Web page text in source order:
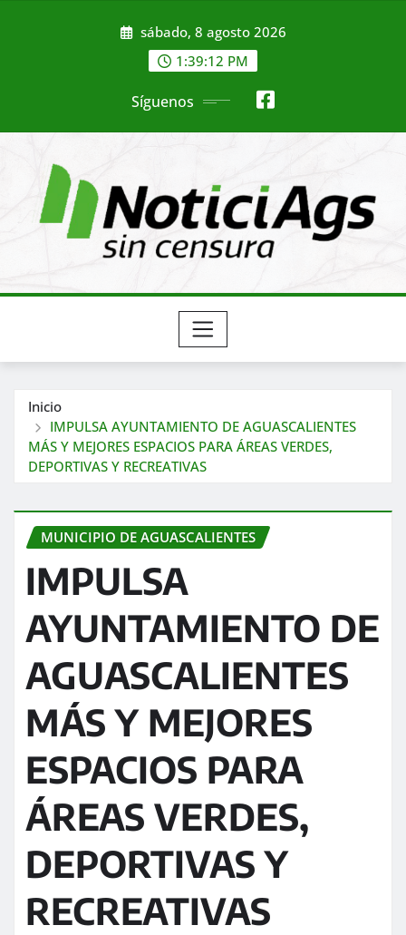
sábado, 8 agosto 2026
1:39:14 PM
Síguenos
Inicio
IMPULSA AYUNTAMIENTO DE AGUASCALIENTES
MÁS Y MEJORES ESPACIOS PARA ÁREAS VERDES,
DEPORTIVAS Y RECREATIVAS
MUNICIPIO DE AGUASCALIENTES
IMPULSA
AYUNTAMIENTO DE
AGUASCALIENTES
MÁS Y MEJORES
ESPACIOS PARA
ÁREAS VERDES,
DEPORTIVAS Y
RECREATIVAS